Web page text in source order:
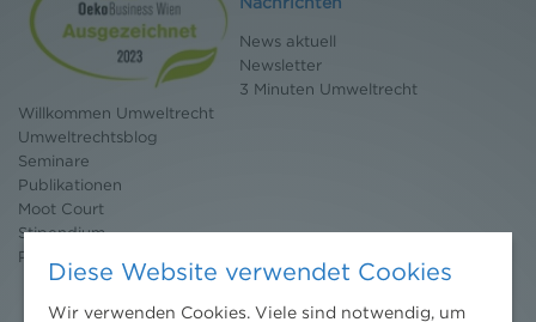
News aktuell
Newsletter
3 Minuten Umweltrecht
Willkommen Umweltrecht
Umweltrechtsblog
Seminare
Publikationen
Moot Court
Stipendium
Pressebereich
Diese Website verwendet Cookies
Wir verwenden Cookies. Viele sind notwendig, um